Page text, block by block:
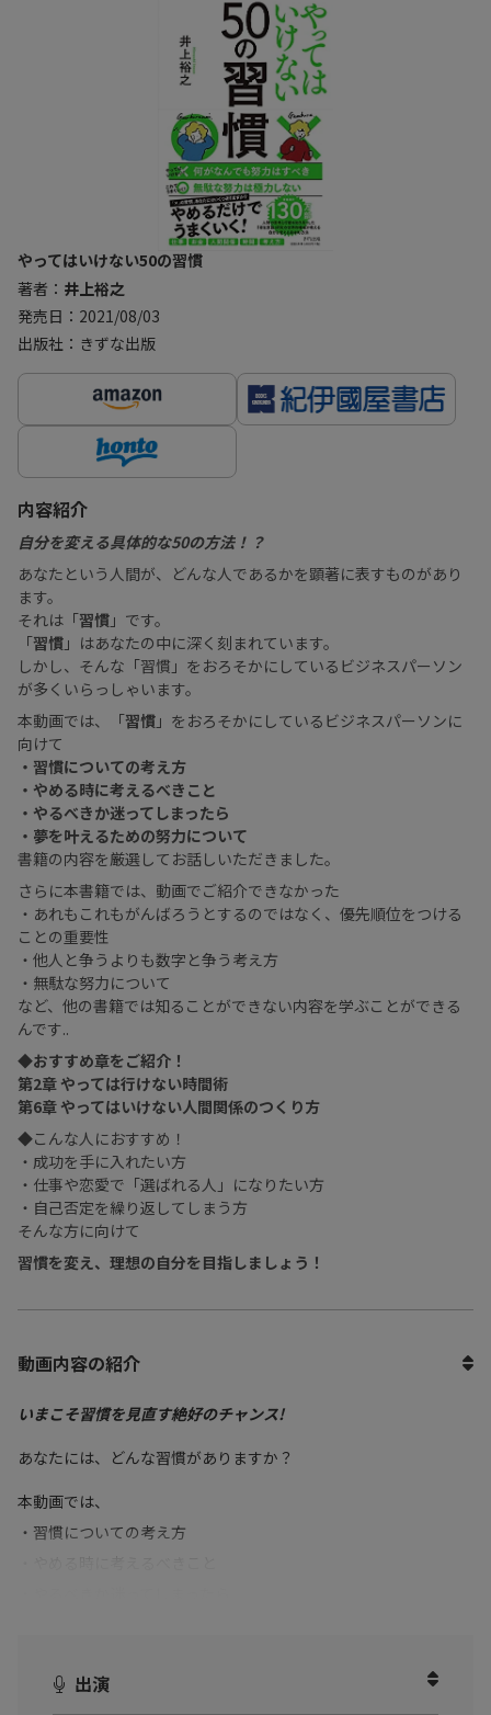
やってはいけない50の習慣
著者： 井上裕之
発売日：2021/08/03
出版社：きずな出版
内容紹介
自分を変える具体的な50の方法！？
あなたという人間が、どんな人であるかを顕著に表すものがあり
ます。
それは「習慣 」です。
「習慣 」はあなたの中に深く刻まれています。
しかし、そんな「習慣」をおろそかにしているビジネスパーソン
が多くいらっしゃいます。
本動画では、「習慣 」をおろそかにしているビジネスパーソンに
向けて
・習慣についての考え方
・やめる時に考えるべきこと
・やるべきか迷ってしまったら
・夢を叶えるための努力について
書籍の内容を厳選してお話しいただきました。
さらに本書籍では、動画でご紹介できなかった
・あれもこれもがんばろうとするのではなく、優先順位をつける
ことの重要性
・他人と争うよりも数字と争う考え方
・無駄な努力について
など、他の書籍では知ることができない内容を学ぶことができる
んです..
◆おすすめ章をご紹介！
第2章 やっては行けない時間術
第6章 やってはいけない人間関係のつくり方
◆こんな人におすすめ！
・成功を手に入れたい方
・仕事や恋愛で「選ばれる人」になりたい方
・自己否定を繰り返してしまう方
そんな方に向けて
習慣を変え、理想の自分を目指しましょう！
動画内容の紹介
いまこそ習慣を見直す絶好のチャンス!
あなたには、どんな習慣がありますか？
本動画では、
・習慣についての考え方
・成功を手に入れたい方
出演